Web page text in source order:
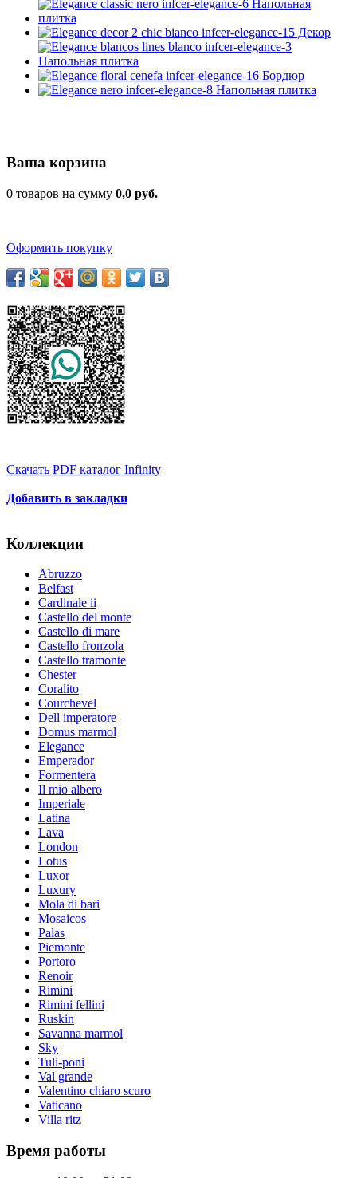
Ваша корзина
0 товаров на сумму 0,0 руб.
Оформить покупку
Скачать PDF каталог Infinity
Добавить в закладки
Коллекции
Abruzzo
Belfast
Cardinale ii
Castello del monte
Castello di mare
Castello fronzola
Castello tramonte
Chester
Coralito
Courchevel
Dell imperatore
Domus marmol
Elegance
Emperador
Formentera
Il mio albero
Imperiale
Latina
Lava
London
Lotus
Luxor
Luxury
Mola di bari
Mosaicos
Palas
Piemonte
Portoro
Renoir
Rimini
Rimini fellini
Ruskin
Savanna marmol
Sky
Tuli-poni
Val grande
Valentino chiaro scuro
Vaticano
Villa ritz
Время работы